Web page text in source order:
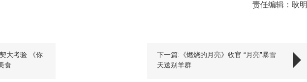
责任编辑：耿明
大考验 《你
食
下一篇:《燃烧的月亮》收官 “月亮”暴雪
天送别羊群